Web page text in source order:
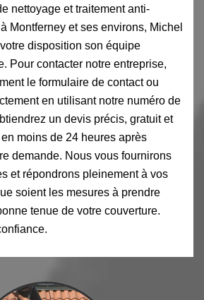
nettoyage et traitement anti-
Montferney et ses environs, Michel
disposition son équipe
Pour contacter notre entreprise,
le formulaire de contact ou
en utilisant notre numéro de
un devis précis, gratuit et
moins de 24 heures après
demande. Nous vous fournirons
et répondrons pleinement à vos
soient les mesures à prendre
tenue de votre couverture.